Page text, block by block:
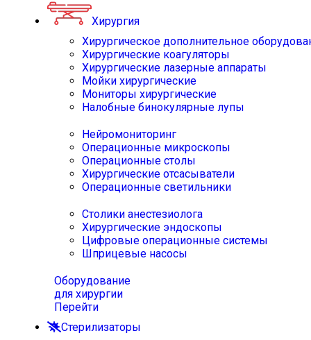
Хирургия
Хирургическое дополнительное
Хирургические коагуляторы
Хирургические лазерные аппараты
Мойки хирургические
Мониторы хирургические
Налобные бинокулярные лупы
Нейромониторинг
Операционные микроскопы
Операционные столы
Хирургические отсасыватели
Операционные светильники
Столики анестезиолога
Хирургические эндоскопы
Цифровые операционные системы
Шприцевые насосы
Оборудование
для хирургии
Перейти
Стерилизаторы